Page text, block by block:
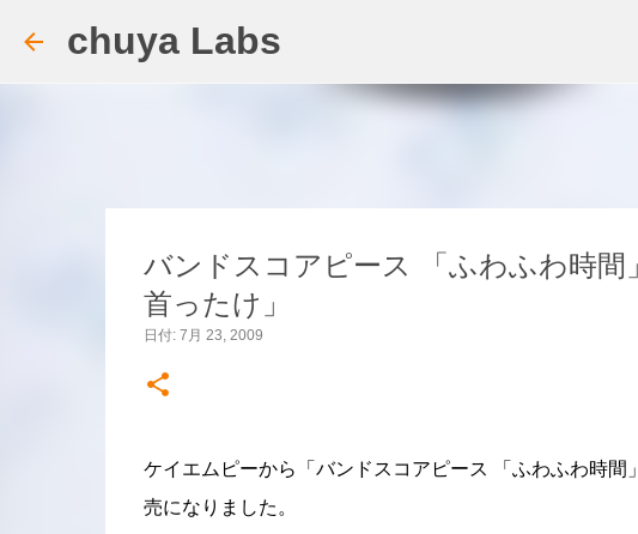
chuya Labs
バンドスコアピース 「ふわふわ時間
首ったけ」
日付: 7月 23, 2009
ケイエムピーから「バンドスコアピース 「ふわふわ時
売になりました。